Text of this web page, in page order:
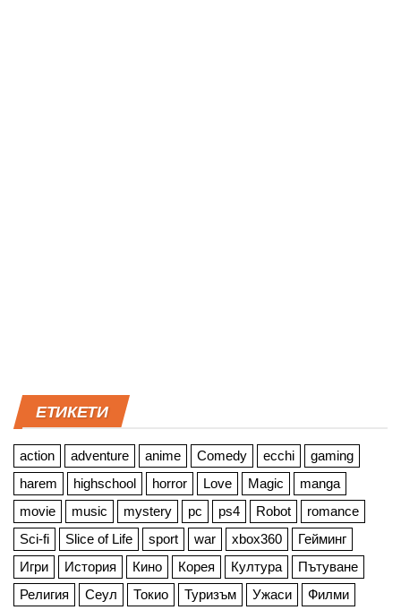
ЕТИКЕТИ
action adventure anime Comedy ecchi
gaming
harem
highschool horror Love Magic
manga
movie
music mystery pc ps4 Robot
romance
Sci-fi
Slice of Life sport war xbox360
Гейминг
Игри
История Кино Корея Култура
Пътуване
Религия
Сеул Токио Туризъм Ужаси Филми